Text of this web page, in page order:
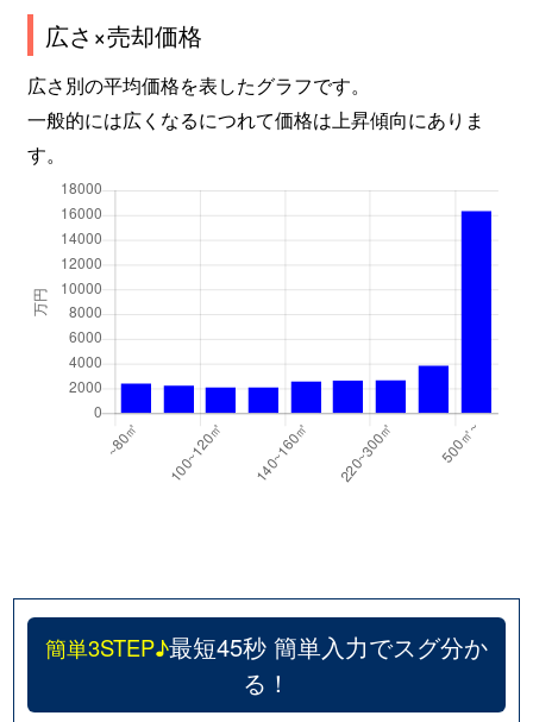
広さ×売却価格
広さ別の平均価格を表したグラフです。
一般的には広くなるにつれて価格は上昇傾向にありま
す。
簡単3STEP♪最短45秒 簡単入力でスグ分か
る！